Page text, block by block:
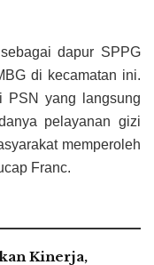
dapur SPPG
di kecamatan ini.
PSN yang langsung
pelayanan gizi
memperoleh
Franc.
Kinerja,